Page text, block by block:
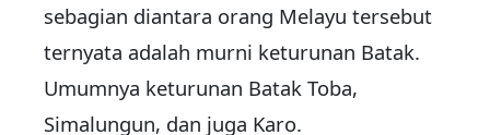
sebagian diantara orang Melayu tersebut
ternyata adalah murni keturunan Batak.
Umumnya keturunan Batak Toba,
Simalungun, dan juga Karo.